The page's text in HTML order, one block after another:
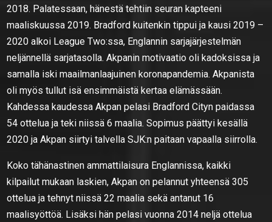
2018. Palatessaan, hänestä tehtiin seuran kapteeni
maaliskuussa 2019. Bradford kuitenkin tippui ja kausi 2019 –
2020 alkoi League Two:ssa, Englannin sarjajärjestelmän
neljännellä sarjatasolla. Akpanin motivaatio oli kadoksissa ja
samalla iski maailmanlaajuinen koronapandemia. Akpanista
oli myös tullut isä ensimmäistä kertaa elämässään.
Kahdessa kaudessa Akpan pelasi Bradford Cityn paidassa
54 ottelua ja teki niissä 6 maalia. Sopimus päättyi kesällä
2020 ja Akpan siirtyi talvella SJK:n paitaan vapaalla siirrolla.
Koko tähänastinen ammattilaisura Englannissa, kaikki
kilpailut mukaan laskien, Akpan on pelannut yhteensä 305
ottelua ja tehnyt niissä 22 maalia sekä antanut 16
maalisyöttöä. Lisäksi hän pelasi vuonna 2014 neljä ottelua